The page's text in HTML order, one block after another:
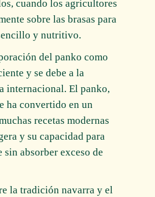
cuando los agricultores
sobre las brasas para
y nutritivo.
del panko como
y se debe a la
internacional. El panko,
ha convertido en un
recetas modernas
y su capacidad para
sin absorber exceso de
la tradición navarra y el